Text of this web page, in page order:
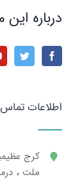
درباره
اطلاعات تماس
کرج
ملت ،